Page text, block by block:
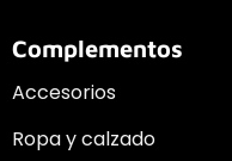
Complementos
Accesorios
Ropa y calzado